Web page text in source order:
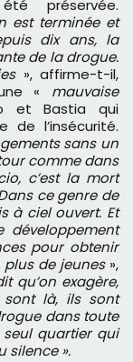
préservée.
est terminée et
dix ans, la
de la drogue.
», affirme-t-il,
« mauvaise
et Bastia qui
l’insécurité.
sans un
comme dans
c’est la mort
ce genre de
à ciel ouvert. Et
pour obtenir
de jeunes»,
qu’on exagère,
sont là, ils sont
dans toute
seul quartier qui
silence ».